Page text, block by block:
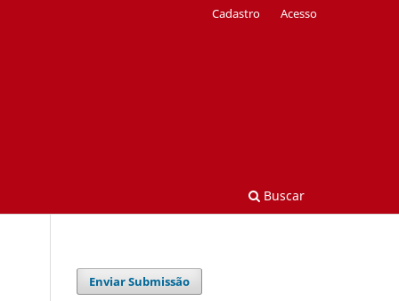
Buscar
Cadastro Acesso
Enviar Submissão